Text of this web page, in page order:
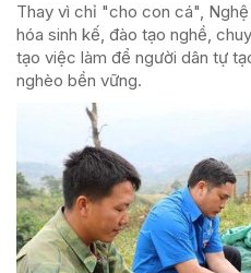
Thay vì chỉ "cho con cá",
hóa sinh kế, đào tạo nghề,
tạo việc làm để người dân tự
nghèo bền vững.